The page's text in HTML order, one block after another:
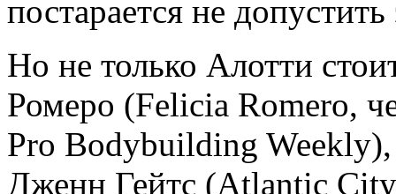
постарается не
Но не только Алотти
Ромеро (Felicia Romero,
Pro Bodybuilding
Дженн Гейтс (Atlantic